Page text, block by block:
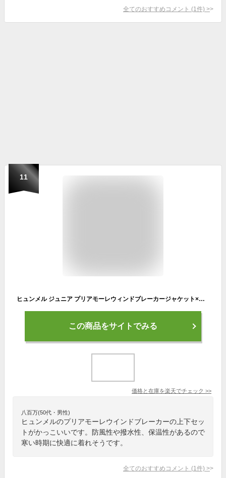
全てのおすすめコメント (1 件) >
11
ヒュンメル ジュニア プリアモーレウィンドブレーカージャケット×ウインドブレーカーパンツ 上下セット hummel 【サッカー・フットサル】 ウェア Jr キッズ 子供 防風 撥水 保温 長袖 ロングパンツ セット (HJW2087-HJW2087P)
この商品をサイトでみる
価格と在庫を楽天でチェック >>
八百万(50代・男性)
ヒュンメルのプリアモーレウインドブレーカーの上下セッ
トがかっこいいです。防風性や撥水性、保温性があるので
寒い時期に快適に着れそうです。
全てのおすすめコメント (1 件) >